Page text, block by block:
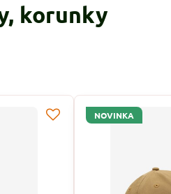
korunky
NOVINKA